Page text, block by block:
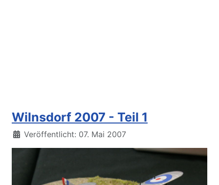
Wilnsdorf 2007 - Teil 1
Details
Veröffentlicht: 07. Mai 2007